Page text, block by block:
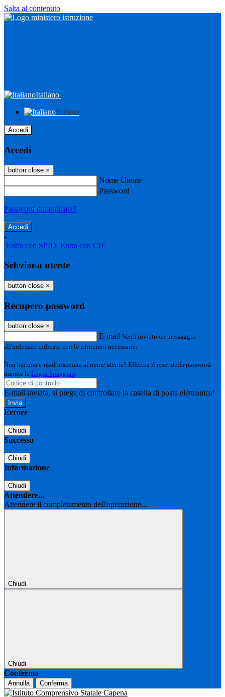
Salta al contenuto
Italiano
Italiano
Accedi
Accedi
button close ×
Nome Utente
Password
Password dimenticata?
-
Entra con SPID Entra con CIE
Seleziona utente
button close ×
Recupero password
button close ×
E-mail Verrà inviato un messaggio
all'indirizzo indicato con le istruzioni necessarie.
Non hai una e-mail associata al nome utente? Effettua il reset della password
tramite la Login Spaggiari
E-mail inviata, si prega di controllare la casella di posta elettronica!
Errore
Chiudi
Successo
Chiudi
Informazione
Chiudi
Attendere...
Attendere il completamento dell'operazione...
Chiudi
Chiudi
Conferma
Annulla Conferma